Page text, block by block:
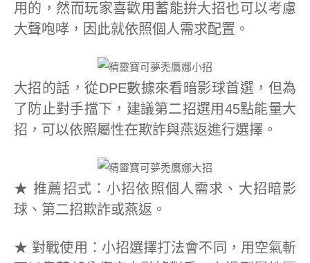
用的，然而玩家喜歡用蓄能拚大招也可以考慮
大聲咆哮，因此就依照個人需求配置。
大招的話，從DPE數據來看暗影球首選，但為
了防止對手擋下，建議第二招選用45點能量大
招，可以依照屬性在欺詐與燕返進行選擇。
★ 推薦招式：小招依照個人需求、大招暗影
球、第二招欺詐或燕返。
★ 對戰使用：小招選擇打法會不同，用空氣斬